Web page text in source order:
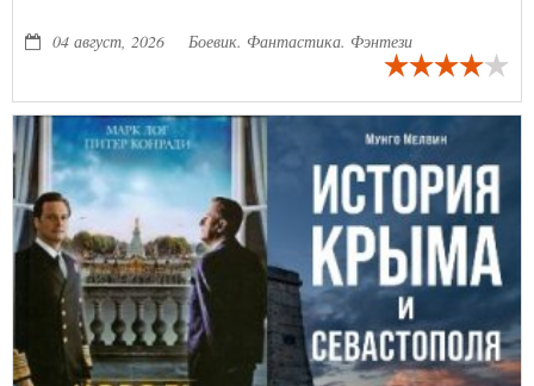
этом мне поможет Алиса – чип с ИИ, который достался мне из
04 август, 2026 Боевик. Фантастика. Фэнтези